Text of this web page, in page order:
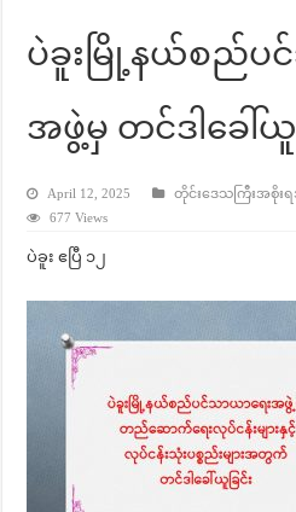
ပဲခူးမြို့နယ်စည်ပ
အဖွဲ့မှ တင်ဒါခေါ်ယူ
April 12, 2025
တိုင်းဒေသကြီးအစိုးရ
677 Views
ပဲခူး ဧပြီ ၁၂